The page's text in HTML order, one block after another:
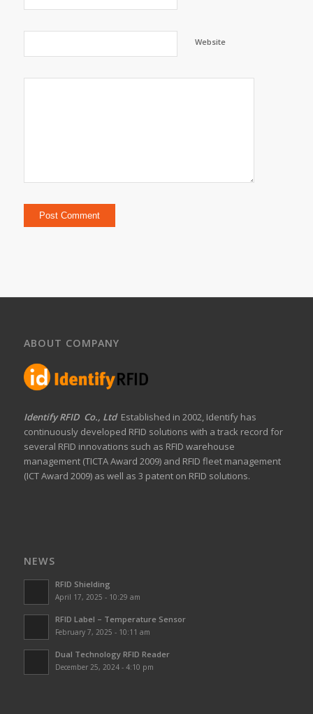
Website
ABOUT COMPANY
Identify RFID Co., Ltd Established in 2002, Identify has
continuously developed RFID solutions with a track record for
several RFID innovations such as RFID warehouse
management (TICTA Award 2009) and RFID fleet management
(ICT Award 2009) as well as 3 patent on RFID solutions.
NEWS
RFID Shielding
April 17, 2025 - 10:29 am
RFID Label – Temperature Sensor
February 7, 2025 - 10:11 am
Dual Technology RFID Reader
December 25, 2024 - 4:10 pm